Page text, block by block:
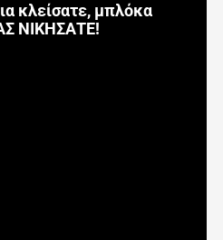
κλείσατε, μπλόκα
ΝΙΚΗΣΑΤΕ!